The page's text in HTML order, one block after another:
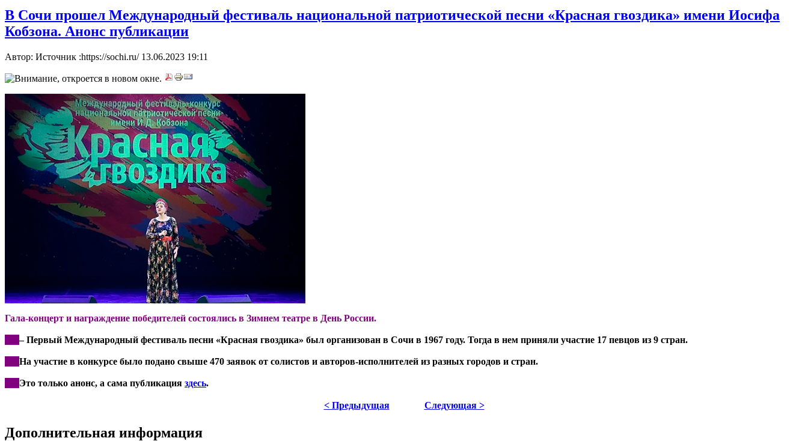
В Сочи прошел Международный фестиваль национальной патриотической песни «Красная гвоздика» имени Иосифа
Кобзона. Анонс публикации
Автор: Источник :https://sochi.ru/ 13.06.2023 19:11
Гала-концерт и награждение победителей состоялись в Зимнем театре в День России.
– Первый Международный фестиваль песни «Красная гвоздика» был организован в Сочи в 1967 году. Тогда в нем приняли участие 17 певцов из 9 стран.
На участие в конкурсе было подано свыше 470 заявок от солистов и авторов-исполнителей из разных городов и стран.
Это только анонс, а сама публикация здесь.
< Предыдущая Следующая >
Дополнительная информация